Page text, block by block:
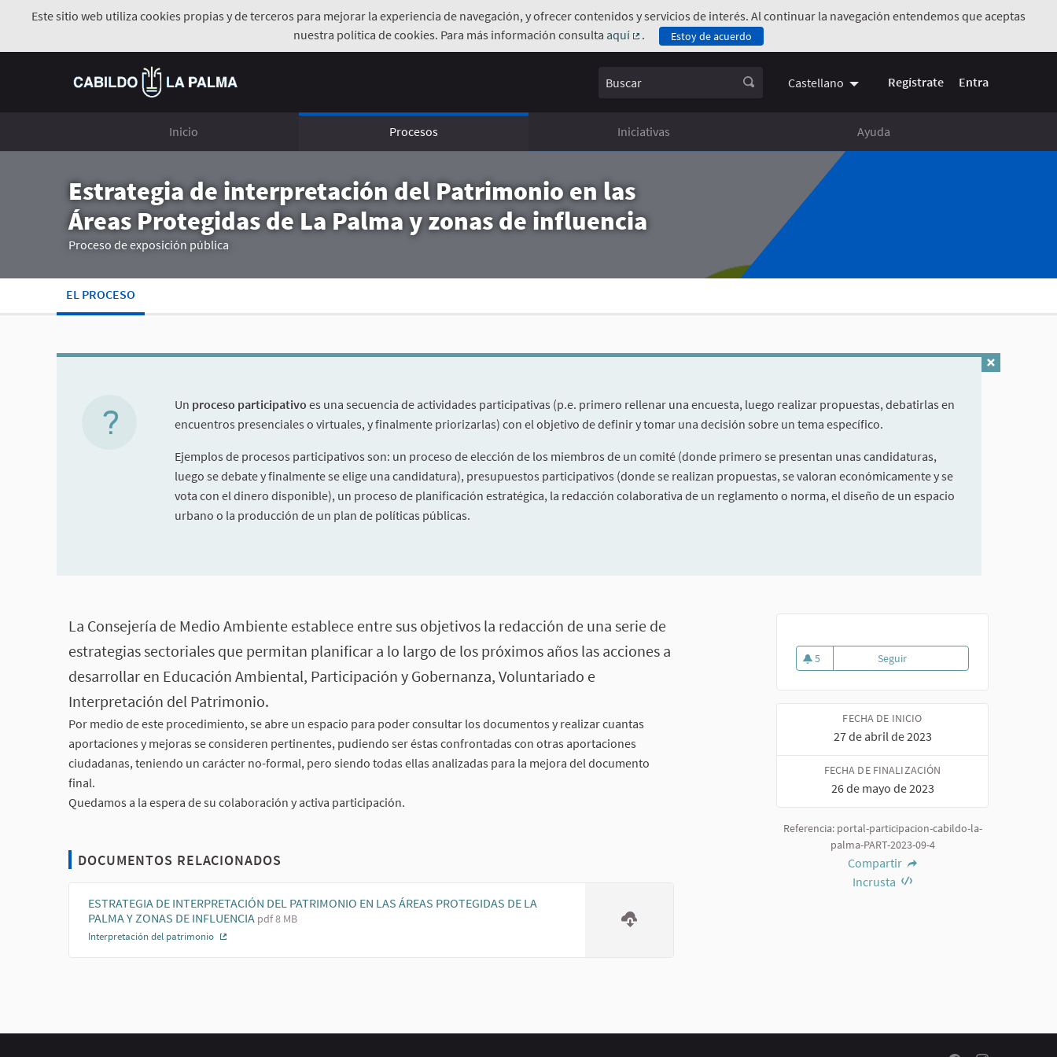
Este sitio web utiliza cookies propias y de terceros para mejorar la experiencia de navegación, y ofrecer contenidos y servicios de interés. Al continuar la navegación entendemos que aceptas
nuestra política de cookies. Para más información consulta aquí
(Enlace externo)
. Estoy de acuerdo
Buscar Castellano Choose languageElegir el idioma
Regístrate Entra
Inicio Procesos Iniciativas Ayuda
Estrategia de interpretación del Patrimonio en las
Áreas Protegidas de La Palma y zonas de influencia
Proceso de exposición pública
EL PROCESO
Un proceso participativo es una secuencia de actividades participativas (p.e. primero rellenar una encuesta, luego realizar propuestas, debatirlas en
encuentros presenciales o virtuales, y finalmente priorizarlas) con el objetivo de definir y tomar una decisión sobre un tema específico.
Ejemplos de procesos participativos son: un proceso de elección de los miembros de un comité (donde primero se presentan unas candidaturas,
luego se debate y finalmente se elige una candidatura), presupuestos participativos (donde se realizan propuestas, se valoran económicamente y se
vota con el dinero disponible), un proceso de planificación estratégica, la redacción colaborativa de un reglamento o norma, el diseño de un espacio
urbano o la producción de un plan de políticas públicas.
Acerca de este proceso
La Consejería de Medio Ambiente establece entre sus objetivos la redacción de una serie de
estrategias sectoriales que permitan planificar a lo largo de los próximos años las acciones a
desarrollar en Educación Ambiental, Participación y Gobernanza, Voluntariado e
Interpretación del Patrimonio.
Por medio de este procedimiento, se abre un espacio para poder consultar los documentos y realizar cuantas
aportaciones y mejoras se consideren pertinentes, pudiendo ser éstas confrontadas con otras aportaciones
ciudadanas, teniendo un carácter no-formal, pero siendo todas ellas analizadas para la mejora del documento
final.
Quedamos a la espera de su colaboración y activa participación.
DOCUMENTOS RELACIONADOS
ESTRATEGIA DE INTERPRETACIÓN DEL PATRIMONIO EN LAS ÁREAS PROTEGIDAS DE LA
PALMA Y ZONAS DE INFLUENCIA pdf 8 MB
Interpretación del patrimonio
5
5 seguidoras
SeguirEstrategia de interpretación del
FECHA DE INICIO
27 de abril de 2023
FECHA DE FINALIZACIÓN
26 de mayo de 2023
Referencia: portal-participacion-cabildo-la-
palma-PART-2023-09-4
Compartir
Incrusta